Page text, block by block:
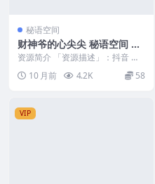
秘语空间
财神爷的心尖尖 秘语空间 N
O.012期
资源简介 「资源描述」：抖音 财
神爷的心尖尖 秘语空间 NO.012期
【18P...
10 月前 4.2K 58
VIP